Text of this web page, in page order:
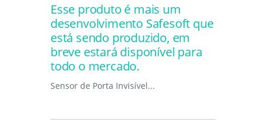
Esse produto é mais um
desenvolvimento Safesoft que
está sendo produzido, em
breve estará disponível para
todo o mercado.
Sensor de Porta Invisível...